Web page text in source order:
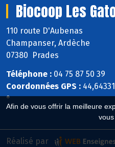
Afin de vous offrir la meilleure
Biocoop Les
110 route D'Aubenas
Champanser, Ardèche
07380 Prades
Téléphone : 04 75 87 50 39
Coordonnées GPS :
°
Réalisé par